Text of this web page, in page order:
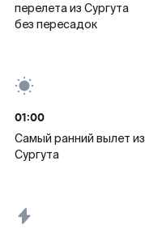
перелета из Сургута
без пересадок
01:00
Самый ранний вылет из
Сургута